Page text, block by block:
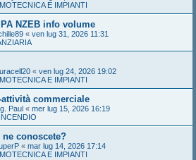
E IMPIANTI
NZEB info volume
« ven lug 31, 2026 11:31
« ven lug 24, 2026 19:02
E IMPIANTI
commerciale
Paul « mer lug 15, 2026 16:19
conoscete?
« mar lug 14, 2026 17:14
E IMPIANTI